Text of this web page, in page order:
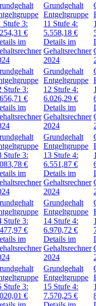
Stufe 3:
€
im
Grundgehalt
Entgeltgruppe
11 Stufe 4:
5.558,18 €
Details im
Gehaltsrechner
2024
Stufe 3:
€
im
Grundgehalt
Entgeltgruppe
12 Stufe 4:
6.026,29 €
Details im
Gehaltsrechner
2024
Stufe 3:
€
im
Grundgehalt
Entgeltgruppe
13 Stufe 4:
6.551,87 €
Details im
Gehaltsrechner
2024
Stufe 3:
€
im
Grundgehalt
Entgeltgruppe
14 Stufe 4:
6.970,72 €
Details im
Gehaltsrechner
2024
Stufe 3:
€
Grundgehalt
Entgeltgruppe
15 Stufe 4:
7.570,25 €